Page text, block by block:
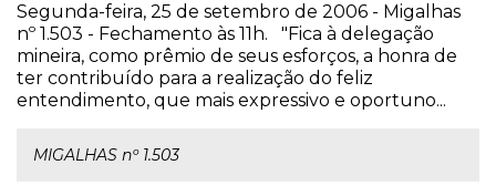
Segunda-feira, 25 de setembro de 2006 - Migalhas
nº 1.503 - Fechamento às 11h. "Fica à delegação
mineira, como prêmio de seus esforços, a honra de
ter contribuído para a realização do feliz
entendimento, que mais expressivo e oportuno...
MIGALHAS nº 1.503